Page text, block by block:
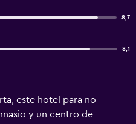
8,7
8,1
este hotel para no
y un centro de